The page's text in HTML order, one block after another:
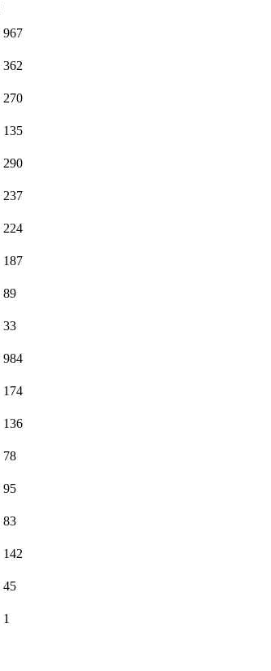
967
362
270
135
290
237
224
187
89
33
984
174
136
78
95
83
142
45
1